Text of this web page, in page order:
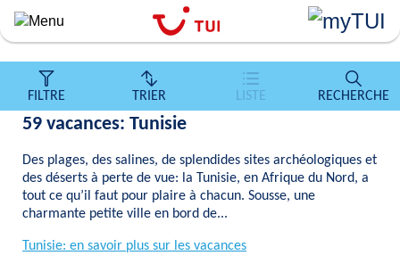
Aller
contenu
principal
FILTRE TRIER LISTE RECHERCHE
59 vacances: Tunisie
Des plages, des salines, de splendides sites archéologiques et
des déserts à perte de vue: la Tunisie, en Afrique du Nord, a
tout ce qu’il faut pour plaire à chacun. Sousse, une
charmante petite ville en bord de...
Tunisie: en savoir plus sur les vacances